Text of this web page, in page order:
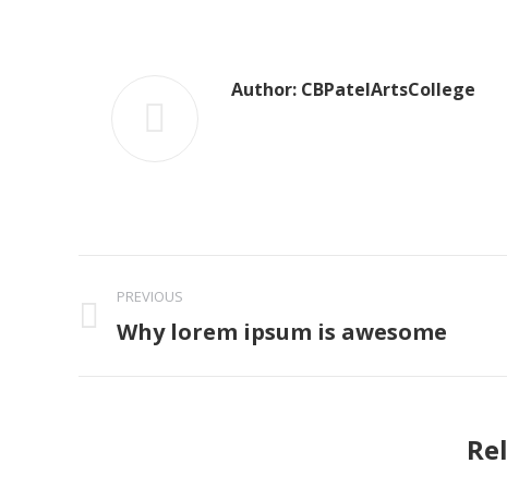
Author: CBPatelArtsCollege
navigation
PREVIOUS
Previous
Why lorem ipsum is awesome